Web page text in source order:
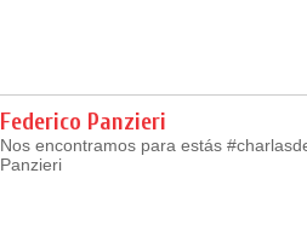
Federico Panzieri
Nos encontramos para estás
Panzieri